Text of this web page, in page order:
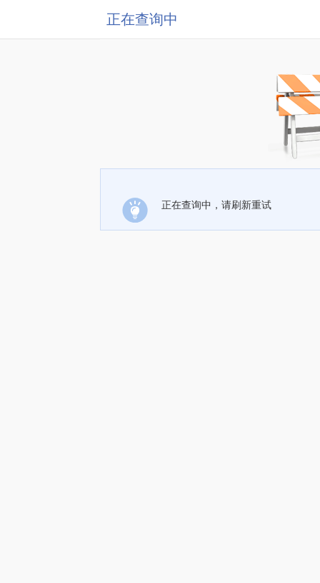
正在查询中
正在查询中，请刷新重试